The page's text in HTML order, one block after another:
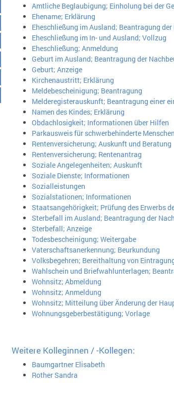
Amtliche Beglaubigung; Einholung bei der
Ehename; Erklärung
Eheschließung im Ausland; Beantragung
Eheschließung im In- und Ausland; Vollzug
Eheschließung; Anmeldung
Geburt im Ausland; Beantragung der
Geburt; Anzeige
Kirchenaustritt; Erklärung
Meldebescheinigung; Beantragung
Melderegisterauskunft; Beantragung einer
Namen des Kindes; Erklärung
Obdachlosigkeit; Informationen über Hilfen
Parkausweis für schwerbehinderte
Rentenversicherung; Auskunft und Beratung
Rentenversicherung; Rentenantrag
Soziale Angelegenheiten; Auskunft
Soziale Dienste; Informationen
Sozialleistungen
Sozialstationen; Informationen
Staatsangehörigkeit; Prüfung des Erwerbs
Sterbefall im Ausland; Beantragung der
Sterbefall; Anzeige
Todesbescheinigung; Weitergabe
Vaterschaftsanerkennung; Beurkundung
Volksbegehren; Bereithaltung von
Wahlschein und Briefwahlunterlagen;
Wohnsitz; Abmeldung
Wohnsitz; Anmeldung
Wohnsitz; Mitteilung über Änderung der
Wohnungsgeberbestätigung; Vorlage
Weitere Kolleginnen / -Kollegen:
Baumgartner Elisabeth
Rother Sandra